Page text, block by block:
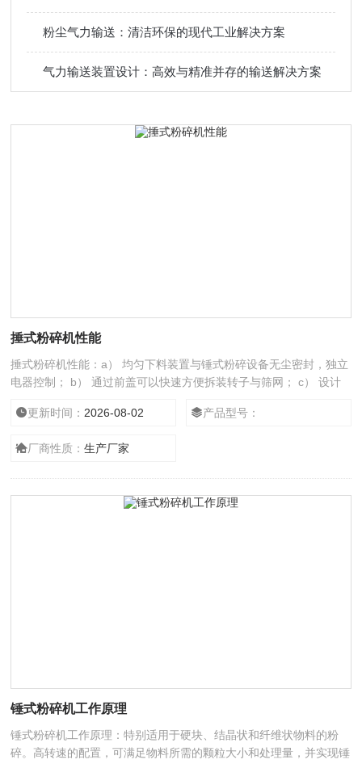
粉尘气力输送：清洁环保的现代工业解决方案
气力输送装置设计：高效与精准并存的输送解决方案
捶式粉碎机性能
捶式粉碎机性能：a） 均匀下料装置与锤式粉碎设备无尘密封，独立
电器控制； b） 通过前盖可以快速方便拆装转子与筛网； c） 设计
易于操作的控制台，用于控制.
更新时间： 2026-08-02 产品型号：
厂商性质：生产厂家
锤式粉碎机工作原理
锤式粉碎机工作原理：特别适用于硬块、结晶状和纤维状物料的粉
碎。高转速的配置，可满足物料所需的颗粒大小和处理量，并实现锤